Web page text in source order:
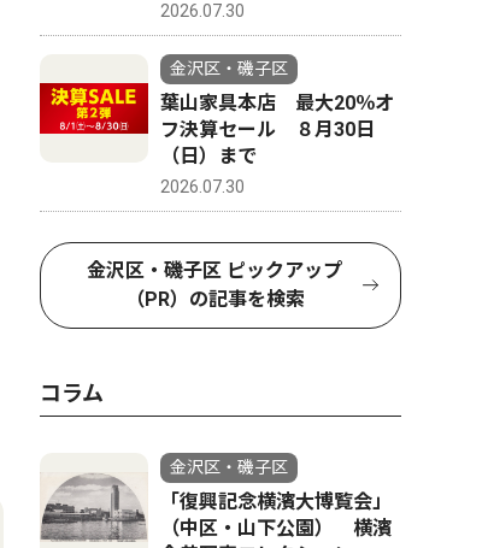
2026.07.30
金沢区・磯子区
葉山家具本店 最大20％オ
フ決算セール ８月30日
（日）まで
2026.07.30
金沢区・磯子区 ピックアップ
（PR）の記事を検索
コラム
金沢区・磯子区
「復興記念横濱大博覧会」
（中区・山下公園） 横濱